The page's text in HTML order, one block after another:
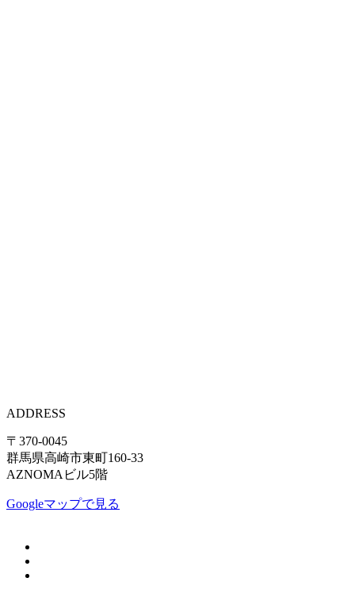
ADDRESS
〒370-0045
群馬県高崎市東町160-33
AZNOMAビル5階
Googleマップで見る